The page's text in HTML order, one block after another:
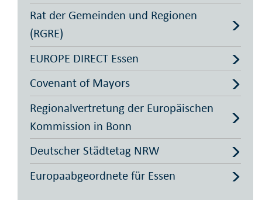
Rat der Gemeinden und Regionen
(RGRE)
EUROPE DIRECT Essen
Covenant of Mayors
Regionalvertretung der Europäischen
Kommission in Bonn
Deutscher Städtetag NRW
Europaabgeordnete für Essen